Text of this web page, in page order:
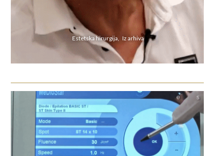
Estetska hirurgija, Iz arhiva